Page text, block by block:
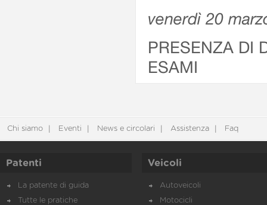
venerdì 20
PRESENZA DI
ESAMI
Chi siamo Eventi News e circolari Assistenza Faq
Patenti
La patente di guida
Tutte le pratiche
Veicoli
Autoveicoli
Motocicli